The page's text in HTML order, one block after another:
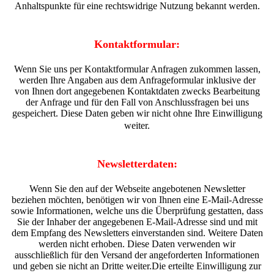
Anhaltspunkte für eine rechtswidrige Nutzung bekannt werden.
Kontaktformular:
Wenn Sie uns per Kontaktformular Anfragen zukommen lassen,
werden Ihre Angaben aus dem Anfrageformular inklusive der
von Ihnen dort angegebenen Kontaktdaten zwecks Bearbeitung
der Anfrage und für den Fall von Anschlussfragen bei uns
gespeichert. Diese Daten geben wir nicht ohne Ihre Einwilligung
weiter.
Newsletterdaten:
Wenn Sie den auf der Webseite angebotenen Newsletter
beziehen möchten, benötigen wir von Ihnen eine E-Mail-Adresse
sowie Informationen, welche uns die Überprüfung gestatten, dass
Sie der Inhaber der angegebenen E-Mail-Adresse sind und mit
dem Empfang des Newsletters einverstanden sind. Weitere Daten
werden nicht erhoben. Diese Daten verwenden wir
ausschließlich für den Versand der angeforderten Informationen
und geben sie nicht an Dritte weiter.Die erteilte Einwilligung zur